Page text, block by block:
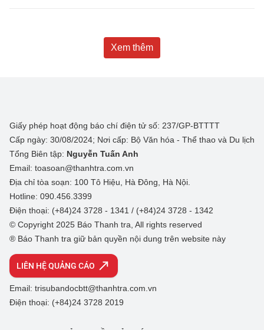
Xem thêm
Giấy phép hoạt động báo chí điện tử số: 237/GP-BTTTT
Cấp ngày: 30/08/2024; Nơi cấp: Bộ Văn hóa - Thể thao và Du lịch
Tổng Biên tập: Nguyễn Tuấn Anh
Email: toasoan@thanhtra.com.vn
Địa chỉ tòa soạn: 100 Tô Hiệu, Hà Đông, Hà Nội.
Hotline: 090.456.3399
Điện thoại: (+84)24 3728 - 1341 / (+84)24 3728 - 1342
© Copyright 2025 Báo Thanh tra, All rights reserved
® Báo Thanh tra giữ bản quyền nội dung trên website này
LIÊN HỆ QUẢNG CÁO
Email: trisubandocbtt@thanhtra.com.vn
Điện thoại: (+84)24 3728 2019